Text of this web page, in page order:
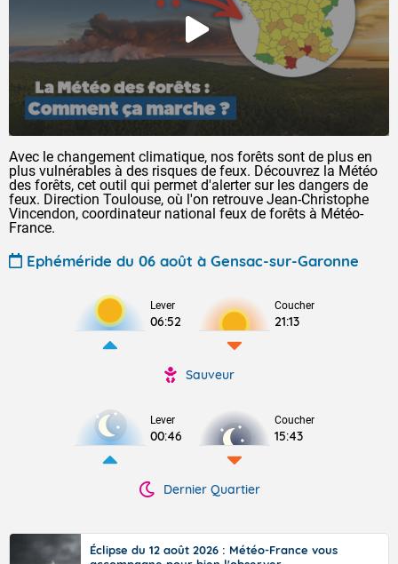
Avec le changement climatique, nos forêts sont de plus en
plus vulnérables à des risques de feux. Découvrez la Météo
des forêts, cet outil qui permet d'alerter sur les dangers de
feux. Direction Toulouse, où l'on retrouve Jean-Christophe
Vincendon, coordinateur national feux de forêts à Météo-
France.
Ephéméride du 06 août à Gensac-sur-Garonne
Lever
06:52
Coucher
21:13
Sauveur
Lever
00:46
Coucher
15:43
Dernier Quartier
Éclipse du 12 août 2026 : Météo-France vous